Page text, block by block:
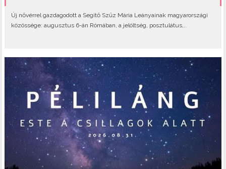
Új nővérrel gazdagodott a Segítő Szűz Mária Leányainak magyarországi
közössége: augusztus 6-án Rómában, a jelöltség, posztulátus,..